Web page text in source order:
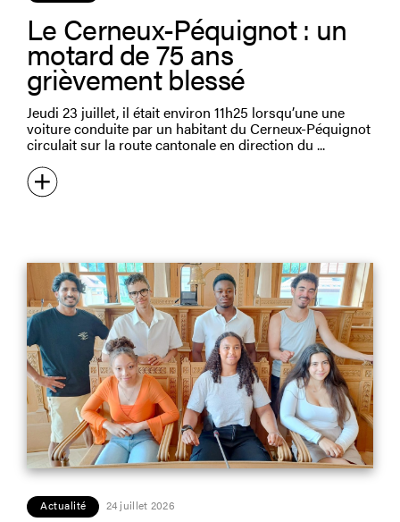
Le Cerneux-Péquignot : un
motard de 75 ans
grièvement blessé
Jeudi 23 juillet, il était environ 11h25 lorsqu’une une
voiture conduite par un habitant du Cerneux-Péquignot
circulait sur la route cantonale en direction du
Actualité 24 juillet 2026